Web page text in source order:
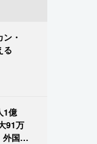
・
る
1億
91万
国人